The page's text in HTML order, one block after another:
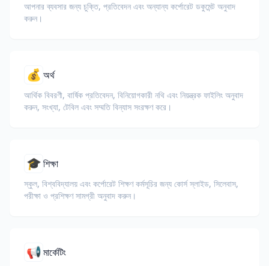
আপনার ব্যবসার জন্য চুক্তি, প্রতিবেদন এবং অন্যান্য কর্পোরেট ডকুমেন্ট অনুবাদ
করুন।
💰 অর্থ
আর্থিক বিবরণী, বার্ষিক প্রতিবেদন, বিনিয়োগকারী নথি এবং নিয়ন্ত্রক ফাইলিং অনুবাদ
করুন, সংখ্যা, টেবিল এবং সম্মতি বিন্যাস সংরক্ষণ করে।
🎓শিক্ষা
স্কুল, বিশ্ববিদ্যালয় এবং কর্পোরেট শিক্ষণ কর্মসূচির জন্য কোর্স স্লাইড, সিলেবাস,
পরীক্ষা ও প্রশিক্ষণ সামগ্রী অনুবাদ করুন।
📢মার্কেটিং